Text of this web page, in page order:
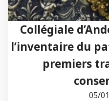
Collégiale
l’inventaire du
premiers
05/